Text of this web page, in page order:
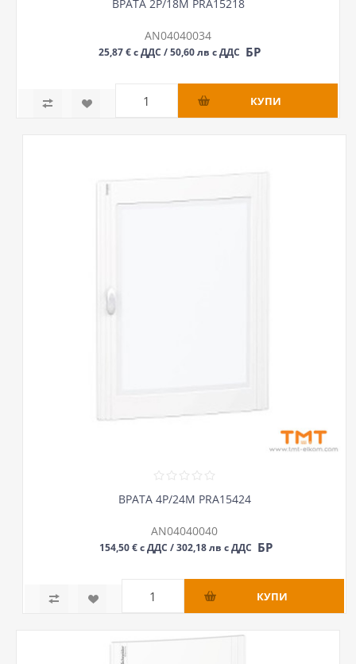
ВРАТА 2Р/18М PRA15218
AN04040034
25,87 € с ДДС / 50,60 лв с ДДС БР
ВРАТА 4Р/24М PRA15424
AN04040040
154,50 € с ДДС / 302,18 лв с ДДС БР